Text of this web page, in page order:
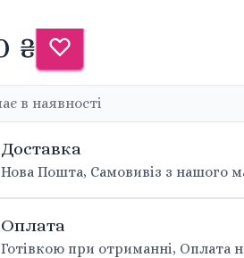
₴
в наявності
Доставка
Нова Пошта, Самовивіз з нашого
Оплата
Готівкою при отриманні, Оплата